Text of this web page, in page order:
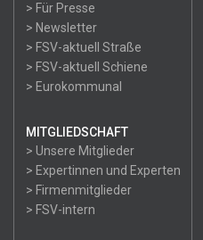
> Für Presse
> Newsletter
> FSV-aktuell Straße
> FSV-aktuell Schiene
> Eurokommunal
MITGLIEDSCHAFT
> Unsere Mitglieder
> Expertinnen und Experten
> Firmenmitglieder
> FSV-intern